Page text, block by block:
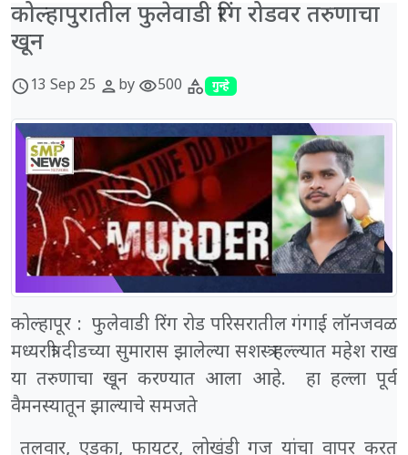
कोल्हापुरातील फुलेवाडी रिंग रोडवर तरुणाचा
खून
schedule13 Sep 25 personby visibility500 category गुन्हे
कोल्हापूर : फुलेवाडी रिंग रोड परिसरातील गंगाई लॉनजवळ
मध्यरात्री दीडच्या सुमारास झालेल्या सशस्त्र हल्ल्यात महेश राख
या तरुणाचा खून करण्यात आला आहे. हा हल्ला पूर्व
वैमनस्यातून झाल्याचे समजते
तलवार, एडका, फायटर, लोखंडी गज यांचा वापर करत